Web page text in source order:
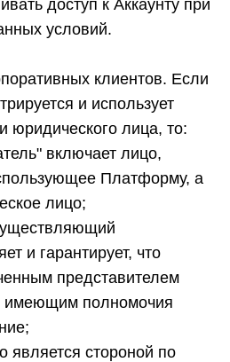
доступ к Аккаунту при
условий.
клиентов. Если
и использует
юридического лица, то:
включает лицо,
Платформу, а
лицо;
и гарантирует, что
представителем
имеющим полномочия
является стороной по